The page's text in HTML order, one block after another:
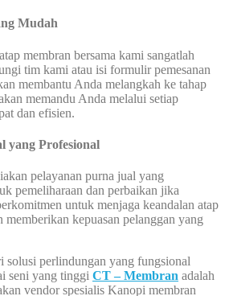
Mudah
membran bersama kami sangatlah
tim kami atau isi formulir pemesanan
membantu Anda melangkah ke tahap
memandu Anda melalui setiap
dan efisien.
yang Profesional
pelayanan purna jual yang
pemeliharaan dan perbaikan jika
untuk menjaga keandalan atap
memberikan kepuasan pelanggan yang
solusi perlindungan yang fungsional
seni yang tinggi CT – Membran adalah
vendor spesialis Kanopi membran